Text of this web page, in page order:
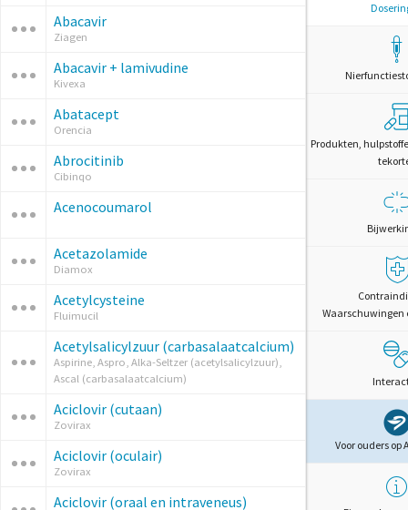
Abacavir
Ziagen
Abacavir + lamivudine
Kivexa
Abatacept
Orencia
Abrocitinib
Cibinqo
Acenocoumarol
Acetazolamide
Diamox
Acetylcysteine
Fluimucil
Acetylsalicylzuur (carbasalaatcalcium)
Aspirine, Aspro, Alka-Seltzer (acetylsalicylzuur),
Ascal (carbasalaatcalcium)
Aciclovir (cutaan)
Zovirax
Aciclovir (oculair)
Zovirax
Aciclovir (oraal en intraveneus)
Produkten,
Waarschuwingen
Voor ouders op